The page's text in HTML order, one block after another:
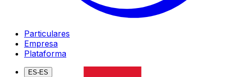
Particulares
Empresa
Plataforma
ES-ES